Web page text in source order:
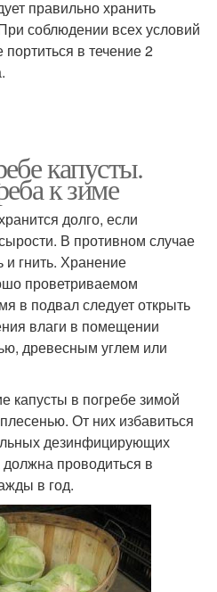
правильно хранить
соблюдении всех условий
в течение 2
капусты.
к зиме
долго, если
В противном случае
и гнить. Хранение
проветриваемом
в подвал следует открыть
влаги в помещении
древесным углем или
капусты в погребе зимой
От них избавиться
дезинфицирующих
проводиться в
в год.